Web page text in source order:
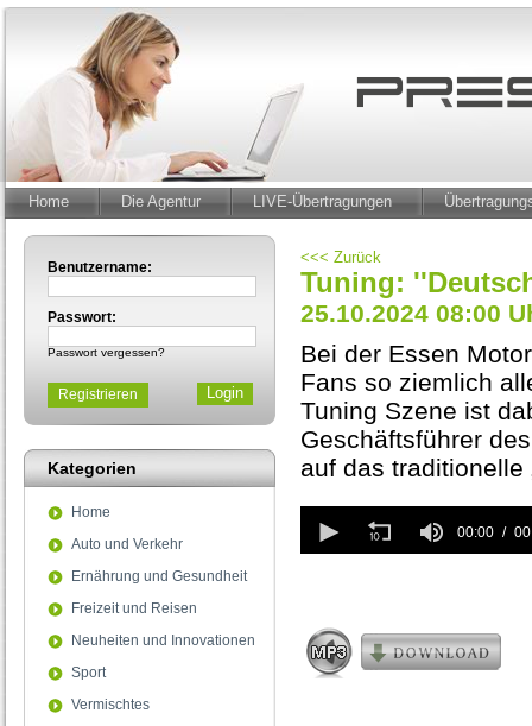
Home Die Agentur LIVE-Übertragungen
Benutzername:
Passwort:
Passwort vergessen?
Registrieren
Kategorien
Home
Auto und Verkehr
Ernährung und Gesundheit
Freizeit und Reisen
Neuheiten und Innovationen
Sport
Vermischtes
<<< Zurück
Tuning:
25.10.2024 08:00
Bei der Essen
Fans so ziemlich
Tuning Szene ist
Geschäftsführer
auf das traditionelle
seconds
of
00:00